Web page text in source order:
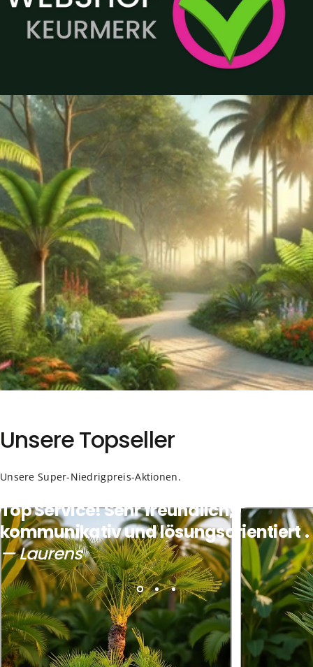
Top Service! Sehr freundlich,
kommunikativ und lösungsorientiert.
— Laurens
UnsereTopseller
Unsere Super-Niedrigpreis-Aktionen.